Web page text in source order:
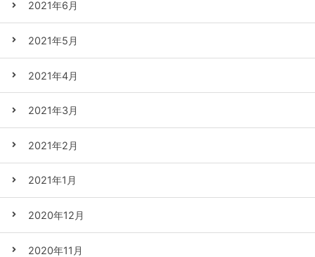
2021年6月
2021年5月
2021年4月
2021年3月
2021年2月
2021年1月
2020年12月
2020年11月